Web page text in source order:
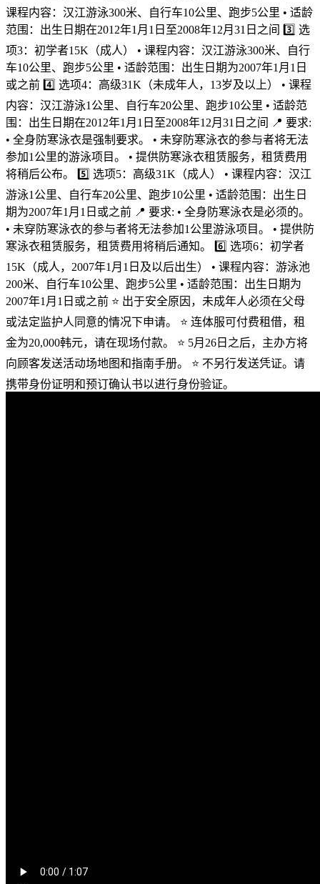
课程内容：汉江游泳300米、自行车10公里、跑步5公里 • 适龄
范围：出生日期在2012年1月1日至2008年12月31日之间 3️⃣ 选
项3：初学者15K（成人） • 课程内容：汉江游泳300米、自行
车10公里、跑步5公里 • 适龄范围：出生日期为2007年1月1日
或之前 4️⃣ 选项4：高级31K（未成年人，13岁及以上） • 课程
内容：汉江游泳1公里、自行车20公里、跑步10公里 • 适龄范
围：出生日期在2012年1月1日至2008年12月31日之间 📍 要求:
• 全身防寒泳衣是强制要求。 • 未穿防寒泳衣的参与者将无法
参加1公里的游泳项目。 • 提供防寒泳衣租赁服务，租赁费用
将稍后公布。 5️⃣ 选项5：高级31K（成人） • 课程内容：汉江
游泳1公里、自行车20公里、跑步10公里 • 适龄范围：出生日
期为2007年1月1日或之前 📍 要求: • 全身防寒泳衣是必须的。
• 未穿防寒泳衣的参与者将无法参加1公里游泳项目。 • 提供防
寒泳衣租赁服务，租赁费用将稍后通知。 6️⃣ 选项6：初学者
15K（成人，2007年1月1日及以后出生） • 课程内容：游泳池
200米、自行车10公里、跑步5公里 • 适龄范围：出生日期为
2007年1月1日或之前 ⭐️ 出于安全原因，未成年人必须在父母
或法定监护人同意的情况下申请。 ⭐️ 连体服可付费租借，租
金为20,000韩元，请在现场付款。 ⭐️ 5月26日之后，主办方将
向顾客发送活动场地图和指南手册。 ⭐️ 不另行发送凭证。请
携带身份证明和预订确认书以进行身份验证。